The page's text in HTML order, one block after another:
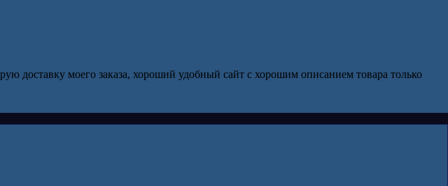
доставку моего заказа, хороший удобный сайт с хорошим описанием товара только